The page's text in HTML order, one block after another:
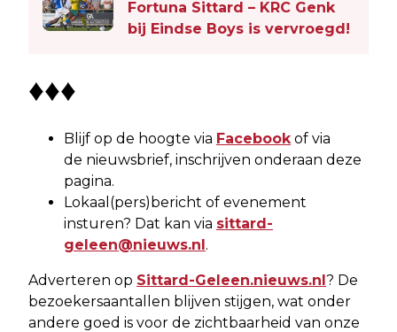
Fortuna Sittard – KRC Genk
bij Eindse Boys is vervroegd!
♦♦♦
Blijf op de hoogte via Facebook of via
de nieuwsbrief, inschrijven onderaan deze
pagina.
Lokaal(pers)bericht of evenement
insturen? Dat kan via sittard-
geleen@nieuws.nl.
Adverteren op Sittard-Geleen.nieuws.nl? De
bezoekersaantallen blijven stijgen, wat onder
andere goed is voor de zichtbaarheid van onze